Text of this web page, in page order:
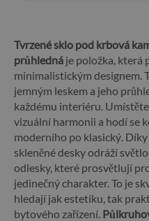
Tvrzené sklo pod krbová
průhledná je položka, která
minimalistickým designem.
jemným leskem a jeho
každému interiéru.
vizuální harmonii a hodí se
moderního po klasický.
skleněné desky odráží
odlesky, které prosvětlují
jedinečný charakter. To je
hledají jak estetiku, tak
bytového zařízení.